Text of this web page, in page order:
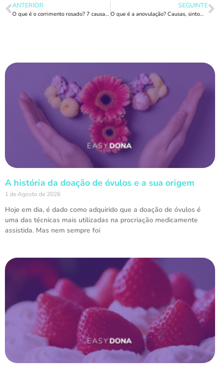
ANTERIOR
O que é o corrimento rosado? 7 causas comuns
SEGUINTE
O que é a anovulação? Causas, sintomas e tratamento
A história da doação de óvulos e a sua origem
1 de Agosto de 2026
Hoje em dia, é dado como adquirido que a doação de óvulos é
uma das técnicas mais utilizadas na procriação medicamente
assistida. Mas nem sempre foi